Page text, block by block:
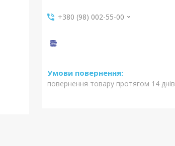
+380 (98) 002-55-00
повернення товару протягом 14 днів